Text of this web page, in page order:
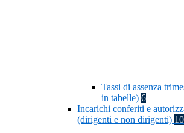
Tassi di assenza
in tabelle) 6
Incarichi conferiti e
(dirigenti e non dirigenti)